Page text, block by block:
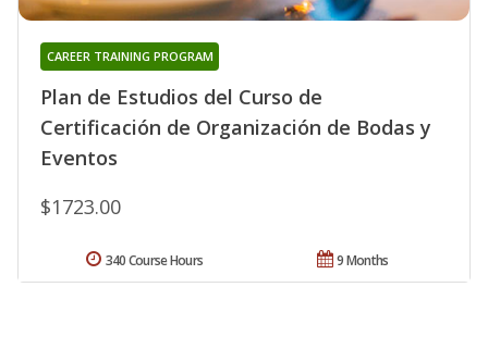
Plan de Estudios del Curso de
Certificación de Organización de Bodas y
Eventos
CAREER TRAINING PROGRAM
$1723.00
9 Months
340 Course Hours